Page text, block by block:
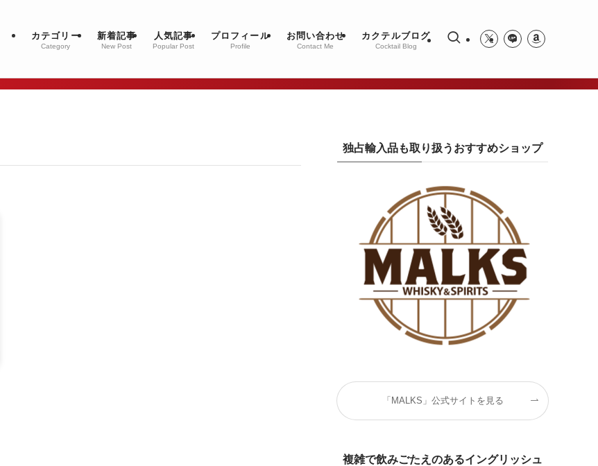
カテゴリー
Category
新着記事
New Post
人気記事
Popular Post
プロフィール
Profile
お問い合わせ
Contact Me
カクテルブログ
Cocktail Blog
独占輸入品も取り扱うおすすめショップ
「MALKS」公式サイトを見る
複雑で飲みごたえのあるイングリッシュ